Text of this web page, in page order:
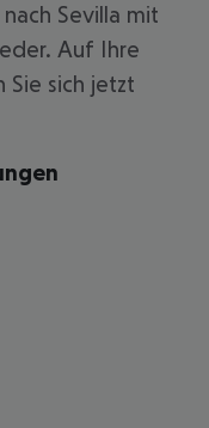
Sevilla mit
Auf Ihre
Sie sich jetzt